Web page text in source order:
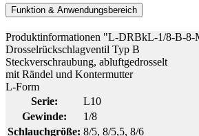
Funktion & Anwendungsbereich
Produktinformationen "L-DRBkL-1/8-B-
Drosselrückschlagventil Typ B
Steckverschraubung, abluftgedrosselt
mit Rändel und Kontermutter
L-Form
Serie:
L10
Gewinde:
1/8
Schlauchgröße: 8/5, 8/5,5, 8/6